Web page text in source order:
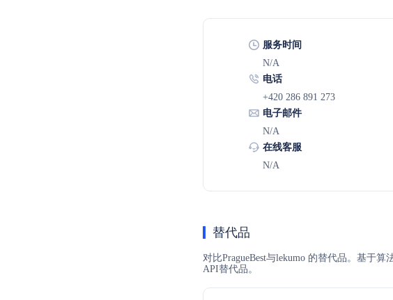
服务时间
N/A
电话
+420 286 891 273
电子邮件
N/A
在线客服
N/A
替代品
对比PragueBest与lekumo 的替代品。基于
API替代品。